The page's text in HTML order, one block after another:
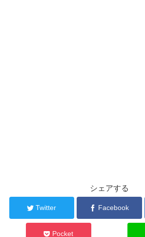
シェアする
Twitter Facebook
Pocket